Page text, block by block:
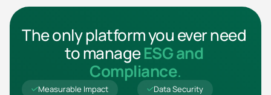
The only platform you ever need
to manage ESG and
Compliance.
Measurable Impact
Data Security